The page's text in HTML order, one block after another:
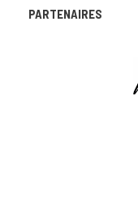
PARTENAIRES